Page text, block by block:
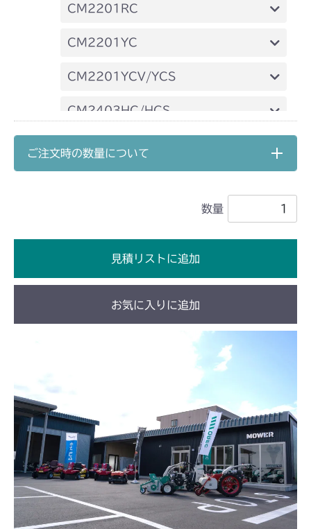
本体 FIG35 刈高レバー(HST左操作)
CM2201RC
本体 FIG36 刈高レバー(HST左操作)
CM2201YC
本体 FIG26 刈高レバー(HST左操作)
CM2201YCV/YCS
本体 FIG27 刈高レバー
CM2403HC/HCS
本体 FIG24 刈高レバー(HST左操作)
本体 FIG35 刈高レバー(HST左操作)
CMX2202RC
本体 FIG35 刈高レバー(HST左操作)
本体 FIG36 刈高レバー(HST右操作)
CMX2202YC
本体 FIG47 刈高レバー(HST左操作)
本体 FIG48 刈高レバー(Asia)
本体 FIG34 刈高レバー(HST左操作)
本体 FIG35 刈高レバー(HST左操作 ロン
グ)
CMX2404HC/V/S
本体 FIG27 刈高レバー(HST左操作)
CMX2502
本体 FIG32 刈高レバー(HST左操作)
ご注文時の数量について
数量
見積リストに追加
お気に入りに追加